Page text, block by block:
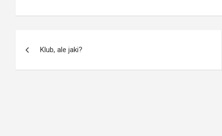
wpisu
Klub, ale jaki?